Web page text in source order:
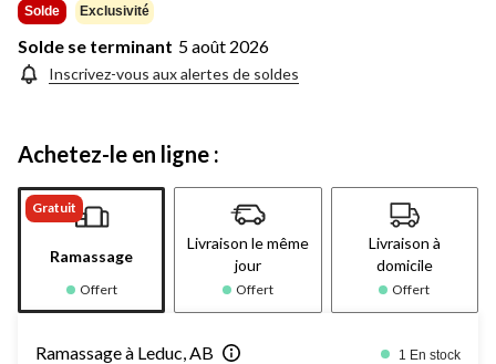
page.
Solde Exclusivité
Solde se terminant 5 août 2026
Inscrivez-vous aux alertes de soldes
Achetez-le en ligne :
Gratuit
Ramassage
Offert
Livraison le même
jour
Offert
Livraison à
domicile
Offert
Ramassage à Leduc, AB 1 En stock